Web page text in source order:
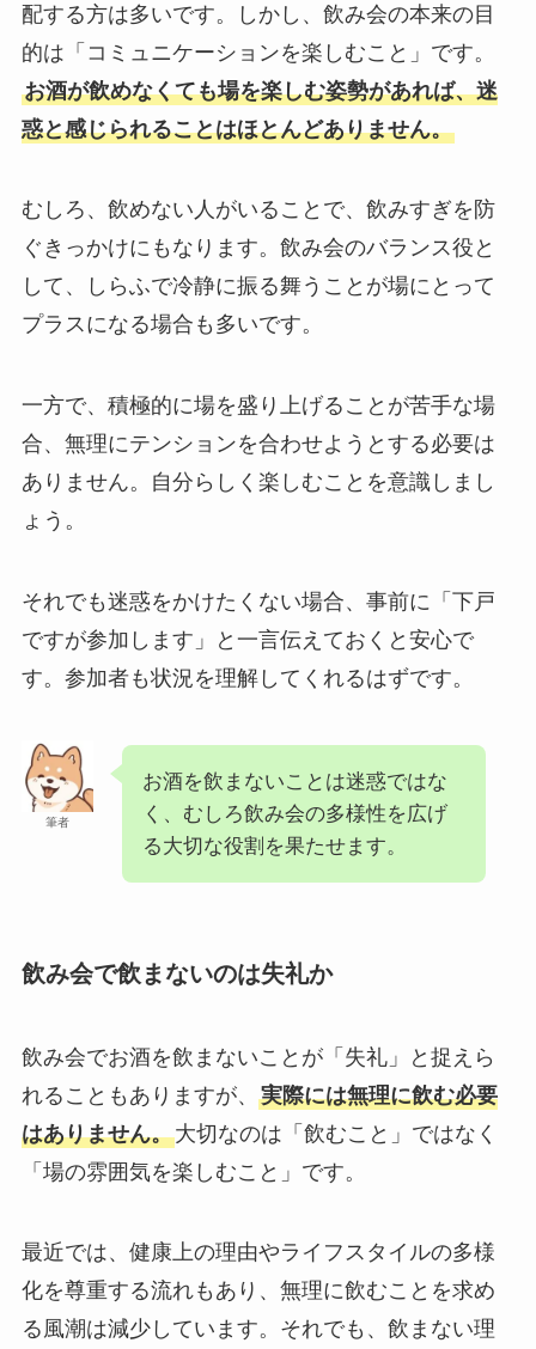
配する方は多いです。しかし、飲み会の本来の目
的は「コミュニケーションを楽しむこと」です。
お酒が飲めなくても場を楽しむ姿勢があれば、迷
惑と感じられることはほとんどありません。
むしろ、飲めない人がいることで、飲みすぎを防
ぐきっかけにもなります。飲み会のバランス役と
して、しらふで冷静に振る舞うことが場にとって
プラスになる場合も多いです。
一方で、積極的に場を盛り上げることが苦手な場
合、無理にテンションを合わせようとする必要は
ありません。自分らしく楽しむことを意識しまし
ょう。
それでも迷惑をかけたくない場合、事前に「下戸
ですが参加します」と一言伝えておくと安心で
す。参加者も状況を理解してくれるはずです。
筆者
お酒を飲まないことは迷惑ではな
く、むしろ飲み会の多様性を広げ
る大切な役割を果たせます。
飲み会で飲まないのは失礼か
飲み会でお酒を飲まないことが「失礼」と捉えら
れることもありますが、 実際には無理に飲む必要
はありません。大切なのは「飲むこと」ではなく
「場の雰囲気を楽しむこと」です。
最近では、健康上の理由やライフスタイルの多様
化を尊重する流れもあり、無理に飲むことを求め
る風潮は減少しています。それでも、飲まない理